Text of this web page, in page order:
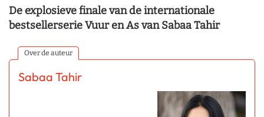
De explosieve finale van de internationale
bestsellerserie Vuur en As van Sabaa Tahir
Over de auteur
Sabaa Tahir